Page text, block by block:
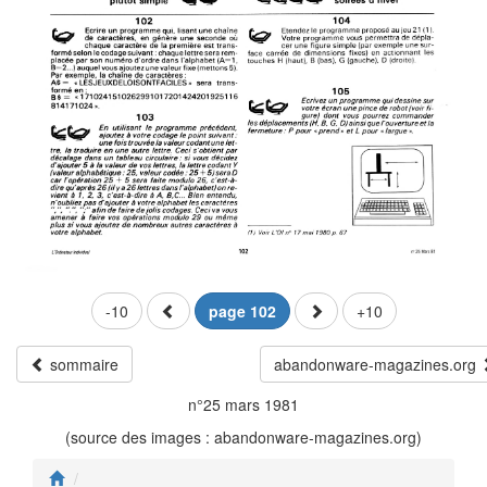
-10 page 102 +10
sommaire
abandonware-magazines.org
n°25 mars 1981
(source des images : abandonware-magazines.org)